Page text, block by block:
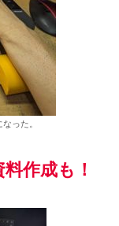
った。
作成も！